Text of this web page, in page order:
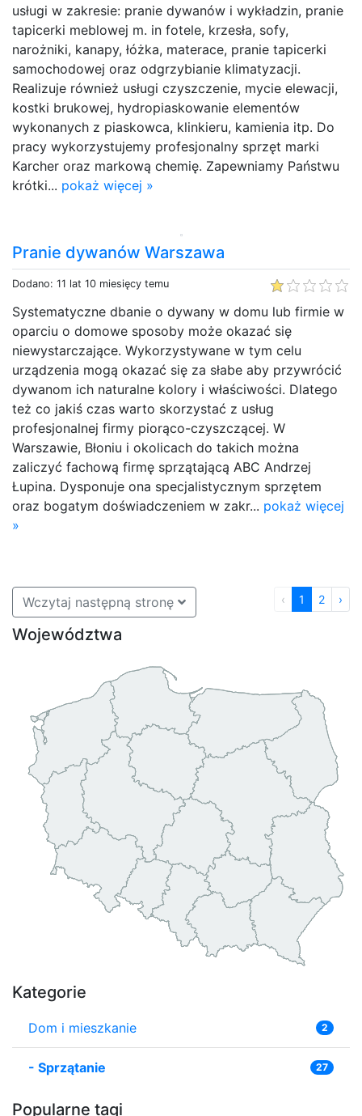
usługi w zakresie: pranie dywanów i wykładzin, pranie
tapicerki meblowej m. in fotele, krzesła, sofy,
narożniki, kanapy, łóżka, materace, pranie tapicerki
samochodowej oraz odgrzybianie klimatyzacji.
Realizuje również usługi czyszczenie, mycie elewacji,
kostki brukowej, hydropiaskowanie elementów
wykonanych z piaskowca, klinkieru, kamienia itp. Do
pracy wykorzystujemy profesjonalny sprzęt marki
Karcher oraz markową chemię. Zapewniamy Państwu
krótki... pokaż więcej »
Pranie dywanów Warszawa
Dodano: 11 lat 10 miesięcy temu
Systematyczne dbanie o dywany w domu lub firmie w
oparciu o domowe sposoby może okazać się
niewystarczające. Wykorzystywane w tym celu
urządzenia mogą okazać się za słabe aby przywrócić
dywanom ich naturalne kolory i właściwości. Dlatego
też co jakiś czas warto skorzystać z usług
profesjonalnej firmy piorąco-czyszczącej. W
Warszawie, Błoniu i okolicach do takich można
zaliczyć fachową firmę sprzątającą ABC Andrzej
Łupina. Dysponuje ona specjalistycznym sprzętem
oraz bogatym doświadczeniem w zakr... pokaż więcej
»
Wczytaj następną stronę ‹ 1 2 ›
Województwa
Kategorie
Dom i mieszkanie 2
- Sprzątanie 27
Popularne tagi